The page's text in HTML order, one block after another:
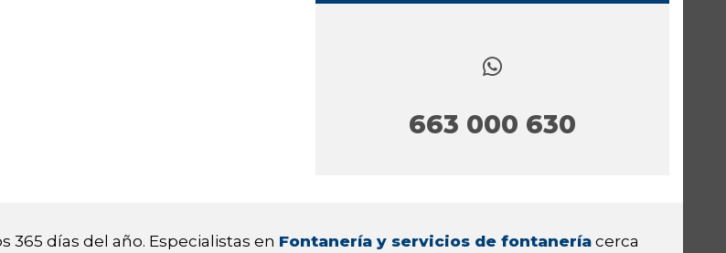
663 000 630
365 días del año. Especialistas en Fontanería y servicios de fontanería cerca